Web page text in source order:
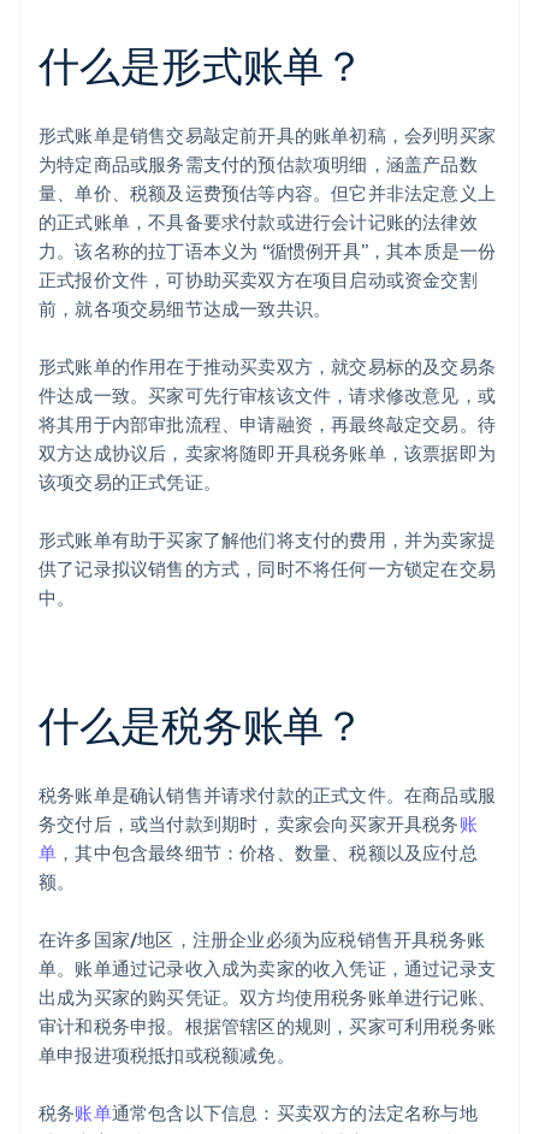
什么是形式账单？
形式账单是销售交易敲定前开具的账单初稿，会列明买家
为特定商品或服务需支付的预估款项明细，涵盖产品数
量、单价、税额及运费预估等内容。但它并非法定意义上
的正式账单，不具备要求付款或进行会计记账的法律效
力。该名称的拉丁语本义为 “循惯例开具”，其本质是一份
正式报价文件，可协助买卖双方在项目启动或资金交割
前，就各项交易细节达成一致共识。
形式账单的作用在于推动买卖双方，就交易标的及交易条
件达成一致。买家可先行审核该文件，请求修改意见，或
将其用于内部审批流程、申请融资，再最终敲定交易。待
双方达成协议后，卖家将随即开具税务账单，该票据即为
该项交易的正式凭证。
形式账单有助于买家了解他们将支付的费用，并为卖家提
供了记录拟议销售的方式，同时不将任何一方锁定在交易
中。
什么是税务账单？
税务账单是确认销售并请求付款的正式文件。在商品或服
务交付后，或当付款到期时，卖家会向买家开具税务账
单 ，其中包含最终细节：价格、数量、税额以及应付总
额。
在许多国家/地区，注册企业必须为应税销售开具税务账
单。账单通过记录收入成为卖家的收入凭证，通过记录支
出成为买家的购买凭证。双方均使用税务账单进行记账、
审计和税务申报。根据管辖区的规则，买家可利用税务账
单申报进项税抵扣或税额减免。
税务账单通常包含以下信息：买卖双方的法定名称与地